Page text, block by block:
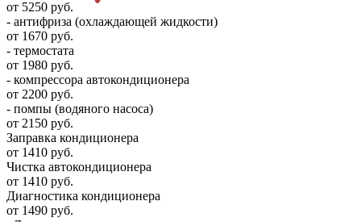
от 5250 руб.
- антифриза (охлаждающей жидкости)
от 1670 руб.
- термостата
от 1980 руб.
- компрессора автокондиционера
от 2200 руб.
- помпы (водяного насоса)
от 2150 руб.
Заправка кондиционера
от 1410 руб.
Чистка автокондиционера
от 1410 руб.
Диагностика кондиционера
от 1490 руб.